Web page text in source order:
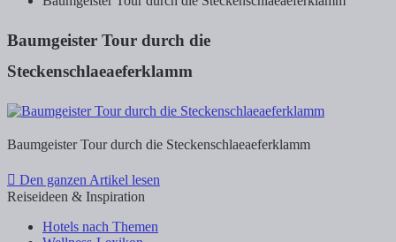
Baumgeister Tour durch die
Steckenschlaeaeferklamm
Baumgeister Tour durch die Steckenschlaeaeferklamm
Den ganzen Artikel lesen
Reiseideen & Inspiration
Hotels nach Themen